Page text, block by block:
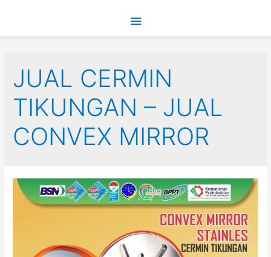
Main
JUAL CERMIN
TIKUNGAN – JUAL
CONVEX MIRROR